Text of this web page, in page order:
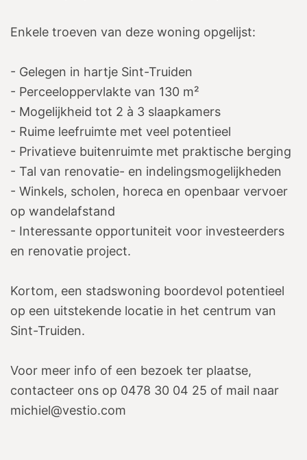
Enkele troeven van deze woning opgelijst:
- Gelegen in hartje Sint-Truiden
- Perceeloppervlakte van 130 m²
- Mogelijkheid tot 2 à 3 slaapkamers
- Ruime leefruimte met veel potentieel
- Privatieve buitenruimte met praktische berging
- Tal van renovatie- en indelingsmogelijkheden
- Winkels, scholen, horeca en openbaar vervoer
op wandelafstand
- Interessante opportuniteit voor investeerders
en renovatie project.
Kortom, een stadswoning boordevol potentieel
op een uitstekende locatie in het centrum van
Sint-Truiden.
Voor meer info of een bezoek ter plaatse,
contacteer ons op 0478 30 04 25 of mail naar
michiel@vestio.com